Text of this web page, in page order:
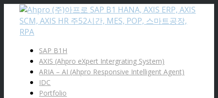
SAP B1H
AXIS (Ahpro eXpert Intergrating System)
ARIA – AI (Ahpro Responsive Intelligent Agent)
IDC
Portfolio